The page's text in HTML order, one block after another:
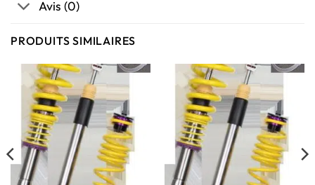
Avis (0)
PRODUITS SIMILAIRES